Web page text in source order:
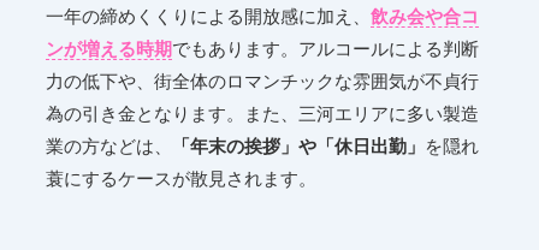
一年の締めくくりによる開放感に加え、 飲み会や合コ
ンが増える時期でもあります。アルコールによる判断
力の低下や、街全体のロマンチックな雰囲気が不貞行
為の引き金となります。また、三河エリアに多い製造
業の方などは、
「年末の挨拶」や「休日出勤」
を隠れ
蓑にするケースが散見されます。